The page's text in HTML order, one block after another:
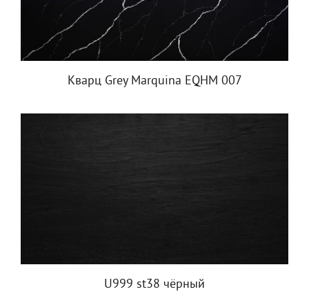
Кварц Grey Marquina EQHM 007
U999 st38 чёрный